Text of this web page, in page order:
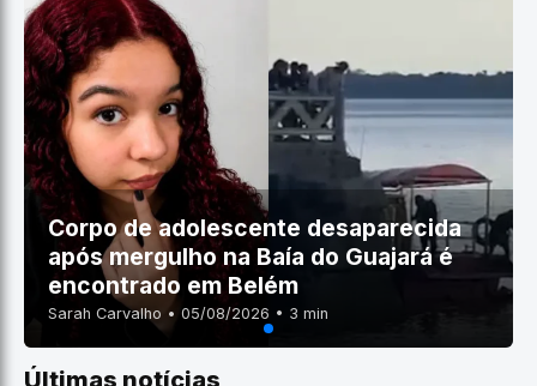
Corpo de adolescente desaparecida
após mergulho na Baía do Guajará é
encontrado em Belém
Sarah Carvalho • 05/08/2026 • 3 min
Últimas notícias